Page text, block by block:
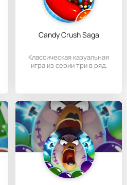
Candy Crush Saga
Классическая казуальная
игра из серии три в ряд.